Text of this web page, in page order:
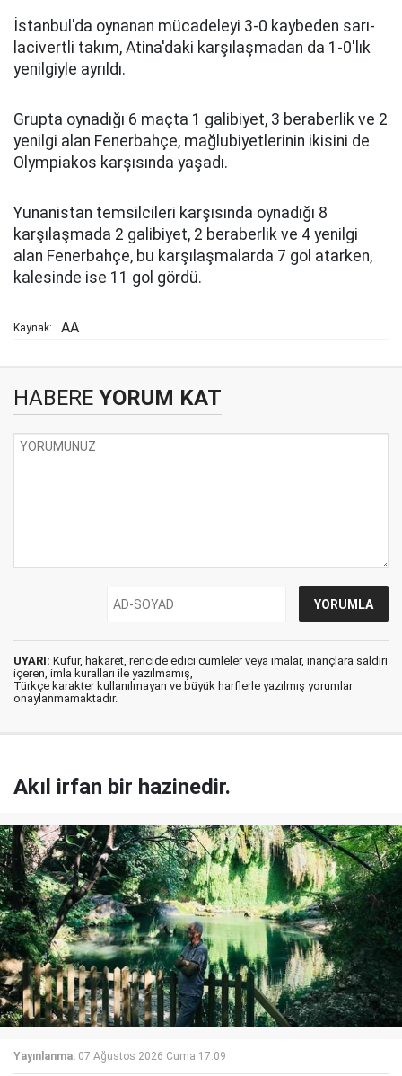
İstanbul'da oynanan mücadeleyi 3-0 kaybeden sarı-
lacivertli takım, Atina'daki karşılaşmadan da 1-0'lık
yenilgiyle ayrıldı.
Grupta oynadığı 6 maçta 1 galibiyet, 3 beraberlik ve 2
yenilgi alan Fenerbahçe, mağlubiyetlerinin ikisini de
Olympiakos karşısında yaşadı.
Yunanistan temsilcileri karşısında oynadığı 8
karşılaşmada 2 galibiyet, 2 beraberlik ve 4 yenilgi
alan Fenerbahçe, bu karşılaşmalarda 7 gol atarken,
kalesinde ise 11 gol gördü.
Kaynak: AA
HABERE YORUM KAT
UYARI: Küfür, hakaret, rencide edici cümleler veya imalar, inançlara saldırı
içeren, imla kuralları ile yazılmamış,
Türkçe karakter kullanılmayan ve büyük harflerle yazılmış yorumlar
onaylanmamaktadır.
Akıl irfan bir hazinedir.
Yayınlanma: 07 Ağustos 2026 Cuma 17:09